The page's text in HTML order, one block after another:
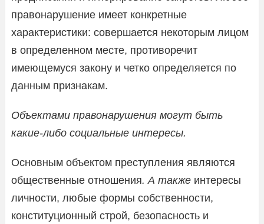
правонарушение имеет конкретные
характеристики: совершается некоторым лицом
в определенном месте, противоречит
имеющемуся закону и четко определяется по
данным признакам.
Объектами правонарушения могут быть
какие-либо социальные интересы.
Основным объектом преступления являются
общественные отношения. А также интересы
личности, любые формы собственности,
конституционный строй, безопасность и